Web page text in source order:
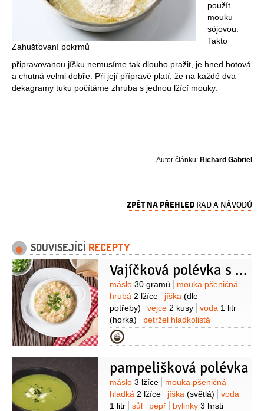
Zahušťování pokrmů
použít
mouku
sójovou.
Takto
připravovanou jíšku nemusíme tak dlouho pražit, je hned hotová
a chutná velmi dobře. Při její přípravě platí, že na každé dva
dekagramy tuku počítáme zhruba s jednou lžící mouky.
Autor článku: Richard Gabriel
ZPĚT NA PŘEHLED RAD A NÁVODŮ
SOUVISEJÍCÍ RECEPTY
Vajíčková polévka s parmazánem
Suroviny
máslo 30 gramů
mouka pšeničná
hrubá 2 lžíce jíška (dle
potřeby)
vejce 2 kusy voda 1 litr
(horká)
petržel hladkolistá
1 hrst
Parmezán(dle chuti)
Kategorie
pampelišková polévka
Suroviny
máslo 3 lžíce
mouka pšeničná
hladká 2 lžíce jíška (světlá)
voda
1 litr
sůl pepř bylinky 3 hrsti